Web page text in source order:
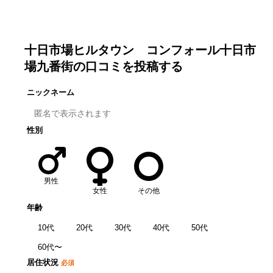
十日市場ヒルタウン コンフォール十日市
場九番街の口コミを投稿する
ニックネーム
性別
男性
女性
その他
年齢
10代 20代 30代 40代 50代
60代〜
居住状況 必須